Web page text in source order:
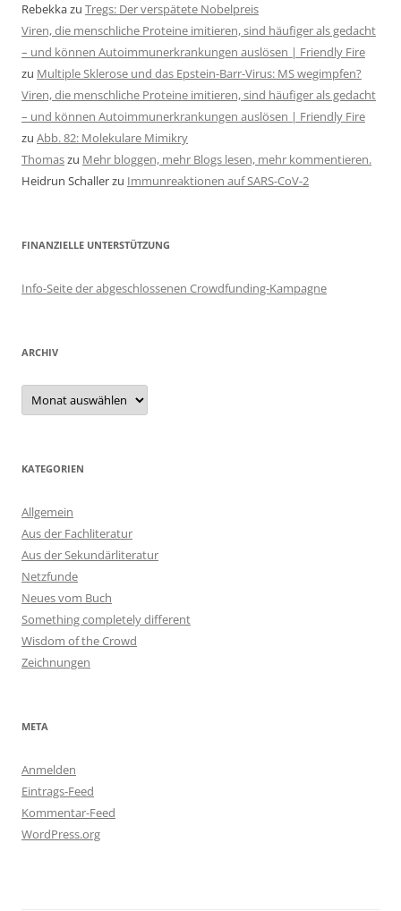
Rebekkazu Tregs: Der verspätete Nobelpreis
Viren, die menschliche Proteine imitieren, sind häufiger als gedacht
– und können Autoimmunerkrankungen auslösen | Friendly Fire
zu Multiple Sklerose und das Epstein-Barr-Virus: MS wegimpfen?
Viren, die menschliche Proteine imitieren, sind häufiger als gedacht
– und können Autoimmunerkrankungen auslösen | Friendly Fire
zu Abb. 82: Molekulare Mimikry
Thomaszu Mehr bloggen, mehr Blogs lesen, mehr kommentieren.
Heidrun Schallerzu Immunreaktionen auf SARS-CoV-2
FINANZIELLE UNTERSTÜTZUNG
Info-Seite der abgeschlossenen Crowdfunding-Kampagne
ARCHIV
Archiv
KATEGORIEN
Allgemein
Aus der Fachliteratur
Aus der Sekundärliteratur
Netzfunde
Neues vom Buch
Something completely different
Wisdom of the Crowd
Zeichnungen
META
Anmelden
Eintrags-Feed
Kommentar-Feed
WordPress.org